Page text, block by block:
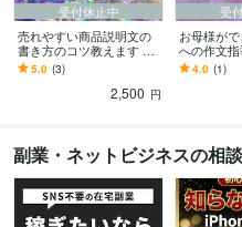
受付休止中
売れやすい商品説明文の
書き方のコツ教えます 約9
000字！心理学も使った商
品文の書き方ひとつで変
5.0 (3)
2,500 円
受
お母様が
への作文指
ます 入試
作文が苦手
っている
4.0 (1)
副業・ネットビジネスの相